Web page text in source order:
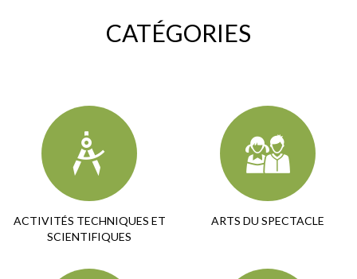
CATÉGORIES
ACTIVITÉS TECHNIQUES ET
SCIENTIFIQUES
ARTS DU SPECTACLE